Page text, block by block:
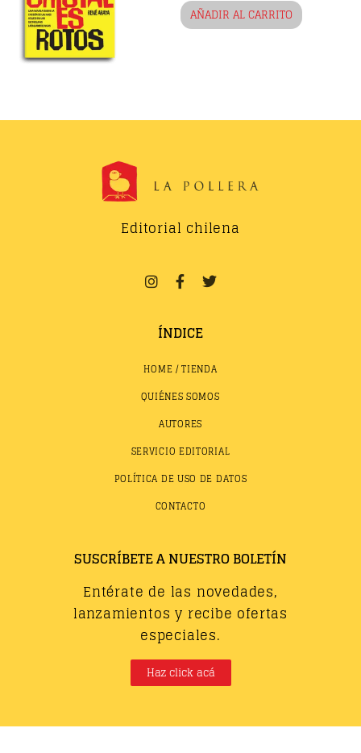
AÑADIR AL CARRITO
Editorial chilena
ÍNDICE
HOME / TIENDA
QUIÉNES SOMOS
AUTORES
SERVICIO EDITORIAL
POLÍTICA DE USO DE DATOS
CONTACTO
SUSCRÍBETE A NUESTRO BOLETÍN
Entérate de las novedades,
lanzamientos y recibe ofertas
especiales.
Haz click acá